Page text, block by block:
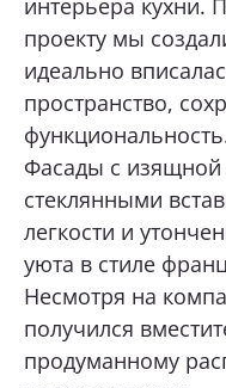
интерьера кухни.
проекту мы
идеально
пространство,
Фасады с изящной
стеклянными
легкости и
уюта в стиле
Несмотря на
получился
продуманному
Нажимая кнопку
на обработку моих
Федеральным
«О персональных
определенных в